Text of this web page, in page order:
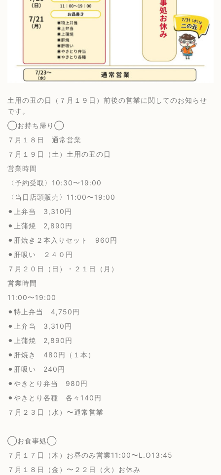
土用の丑の日（７月１９日）前後の営業に関してのお知らせ
です。
◯お持ち帰り◯
７月１８日 通常営業
７月１９日（土）土用の丑の日
営業時間
〈予約受取〉10:30〜19:00
〈当日店頭販売〉11:00〜19:00
⚫︎上弁当 3,310円
⚫︎上蒲焼 2,890円
⚫︎肝焼き２本入りセット 960円
⚫︎肝吸い ２４０円
７月２０日（日）・２１日（月）
営業時間
11:00〜19:00
⚫︎特上弁当 4,750円
⚫︎上弁当 3,310円
⚫︎上蒲焼 2,890円
⚫︎肝焼き 480円（１本）
⚫︎肝吸い 240円
⚫︎やきとり弁当 980円
⚫︎やきとり各種 各々140円
７月２３日（水）〜通常営業
◯お食事処◯
７月１７日（木）お昼のみ営業11:00〜L.O13:45
７月１８日（金）〜２２日（火）お休み